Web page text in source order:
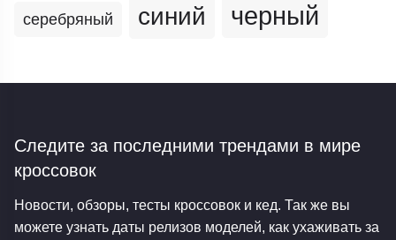
серебряный синий черный
Следите за последними трендами в мире
кроссовок
Новости, обзоры, тесты кроссовок и кед. Так же вы
можете узнать даты релизов моделей, как ухаживать за